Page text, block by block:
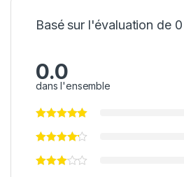
Basé sur l'évaluation de 0
0.0
dans l'ensemble